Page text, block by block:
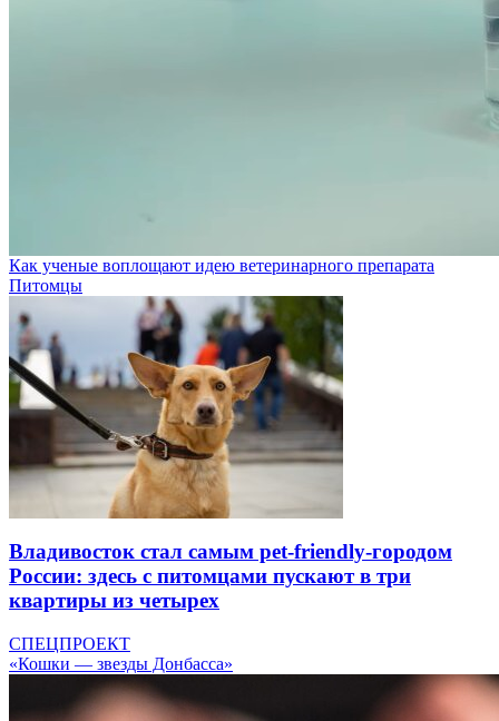
Как ученые воплощают идею ветеринарного препарата
Питомцы
Владивосток стал самым pet-friendly-городом
России: здесь с питомцами пускают в три
квартиры из четырех
СПЕЦПРОЕКТ
«Кошки — звезды Донбасса»